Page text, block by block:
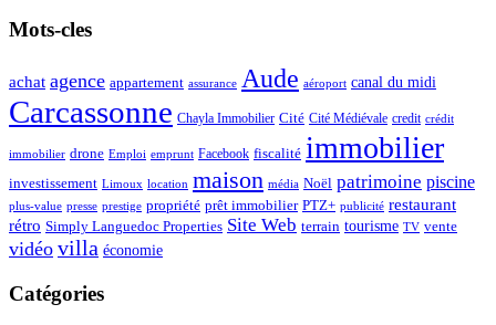
Mots-cles
achat agence appartement assurance Aude aéroport canal du midi
Carcassonne Chayla Immobilier Cité Cité Médiévale credit crédit
immobilier drone Emploi emprunt Facebook fiscalité immobilier
investissement Limoux location maison média Noël patrimoine piscine
plus-value presse prestige propriété prêt immobilier PTZ+ publicité restaurant
rétro Simply Languedoc Properties Site Web terrain tourisme TV vente
vidéo villa économie
Catégories